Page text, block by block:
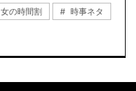
女の時間割
時事ネタ